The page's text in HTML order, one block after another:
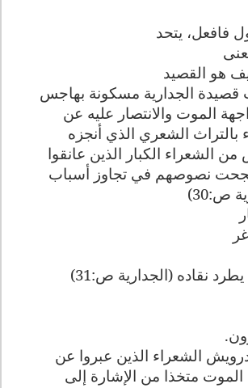
فافعل، يتحد
هو القصيد
قصيدة الجدارية مسكونة بهاجس
الموت والانتصار عليه عن
بالتراث الشعري الذي أنجزه
الشعراء الكبار الذين عانقوا
نجحت نصوصهم في تجاوز أسباب
ص:30)
نقاده (الجدارية ص:31)
.
الشعراء الذين عبروا عن
متخذا من الإشارة إلى